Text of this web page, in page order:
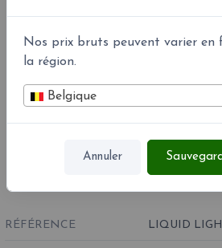
Nos prix bruts peuvent varier en
la région.
Belgique
Annuler
RÉFÉRENCE LIQUID